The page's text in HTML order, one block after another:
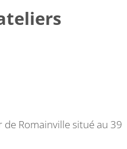
Romainville situé au 39